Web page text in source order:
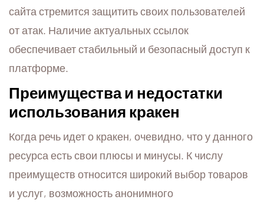
сайта стремится защитить своих пользователей
от атак. Наличие актуальных ссылок
обеспечивает стабильный и безопасный доступ к
платформе.
Преимущества и недостатки
использования кракен
Когда речь идет о кракен, очевидно, что у данного
ресурса есть свои плюсы и минусы. К числу
преимуществ относится широкий выбор товаров
и услуг, возможность анонимного